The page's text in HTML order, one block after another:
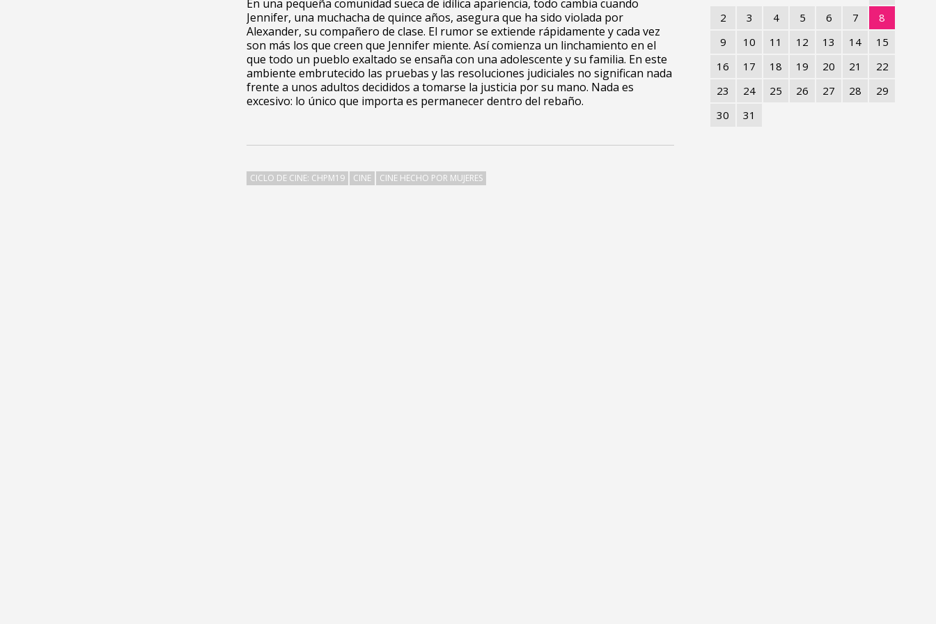
En una pequeña comunidad sueca de idílica apariencia, todo cambia cuando
Jennifer, una muchacha de quince años, asegura que ha sido violada por
Alexander, su compañero de clase. El rumor se extiende rápidamente y cada vez
son más los que creen que Jennifer miente. Así comienza un linchamiento en el
que todo un pueblo exaltado se ensaña con una adolescente y su familia. En este
ambiente embrutecido las pruebas y las resoluciones judiciales no significan nada
frente a unos adultos decididos a tomarse la justicia por su mano. Nada es
excesivo: lo único que importa es permanecer dentro del rebaño.
CICLO DE CINE: CHPM19 CINE CINE HECHO POR MUJERES
2 3 4 5 6 7
8
9
10 11 12 13 14
15
16
17 18 19 20 21
22
23
24 25 26 27 28
29
30
31